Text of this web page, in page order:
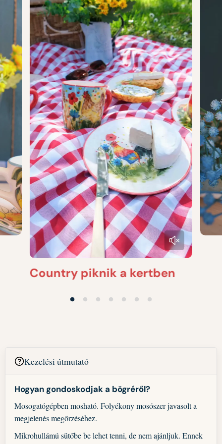
Csupor 8 9 400 13,53 0,85
9 600 20,29 1,27
Kisjumbo 8.5 450 15,22 0,95
Design 10.5 9.5 400 13,53 0,85
Óriás 14 10.5 600 20,29 1,27
Kanna 16 – 1700 57,48 3,59
Kistányér 2 14 – – –
Reggeliző 2 19.5 – –
Country piknik a kertben
Kezelési útmutató
Hogyan gondoskodjak a bögréről?
Mosogatógépben mosható. Folyékony mosószer javasolt a
megjelenés megőrzéséhez.
Mikrohullámú sütőbe be lehet tenni, de nem ajánljuk. Ennek